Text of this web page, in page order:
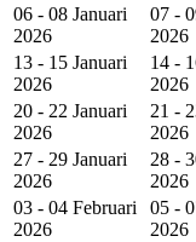
06 - 08 Januari
2026
07 -
2026
13 - 15 Januari
2026
14 -
2026
20 - 22 Januari
2026
21 -
2026
27 - 29 Januari
2026
28 -
2026
03 - 04 Februari
2026
05 -
2026